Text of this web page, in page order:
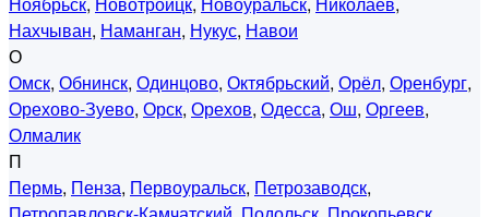
Нахчыван, Наманган, Нукус, Навои
О
Омск, Обнинск, Одинцово, Октябрьский, Орёл, Оренбург,
Орехово-Зуево, Орск, Орехов, Одесса, Ош, Оргеев,
Олмалик
П
Пермь, Пенза, Первоуральск, Петрозаводск,